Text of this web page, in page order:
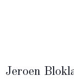
Jeroen